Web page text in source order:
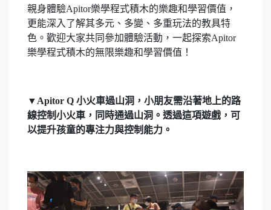
親身體驗Apitor樂學程式積木的樂趣和學習價值，
更能深入了解其多元、多變、多重玩法的教具特
色。歡迎大家共同參加體驗活動，一起探索Apitor
樂學程式積木的無限樂趣和學習價值！
▼Apitor Q 小火車過山洞，小朋友需沿著地上的路
線控制小火車，同時通過山洞。透過這項遊戲，可
以提升孩童的專注力與控制能力。